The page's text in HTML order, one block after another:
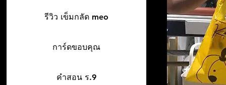
รีวิว เข็มกลัด meo
การ์ดขอบคุณ
คำสอน ร.9